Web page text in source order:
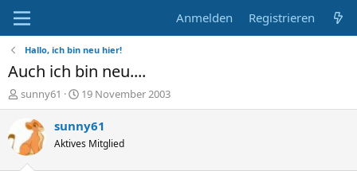
Anmelden Registrieren
Hallo, ich bin neu hier!
Auch ich bin neu....
E
r
e
sunny61
E
r
s
t
e
19 November 2003
sunny61
Aktives Mitglied